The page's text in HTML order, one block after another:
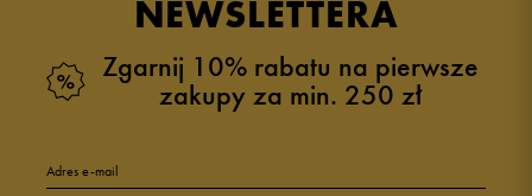
NEWSLETTERA
Zgarnij 10% rabatu na pierwsze
zakupy za min. 250 zł
Adres e-mail